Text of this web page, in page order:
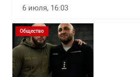
6 июля, 16:03
Общество